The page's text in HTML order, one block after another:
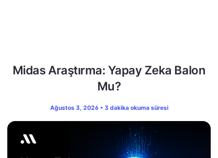
Midas Araştırma: Yapay Zeka Balon
Mu?
Ağustos 3, 2026 • 3 dakika okuma süresi